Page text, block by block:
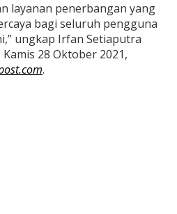
layanan penerbangan yang
bagi seluruh pengguna
ungkap Irfan Setiaputra
28 Oktober 2021,
.